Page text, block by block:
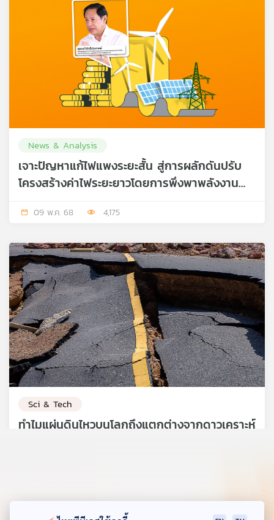
News & Analysis
เจาะปัญหาแก้ไฟแพงระยะสั้น สู่การผลักดันปรับ
โครงสร้างค่าไฟระยะยาวโดยการพึ่งพาพลังงาน
09 พ.ค. 68 4,175
Sci & Tech
ทำไมแผ่นดินไหวบนโลกถึงแตกต่างจากดาวเคราะห์